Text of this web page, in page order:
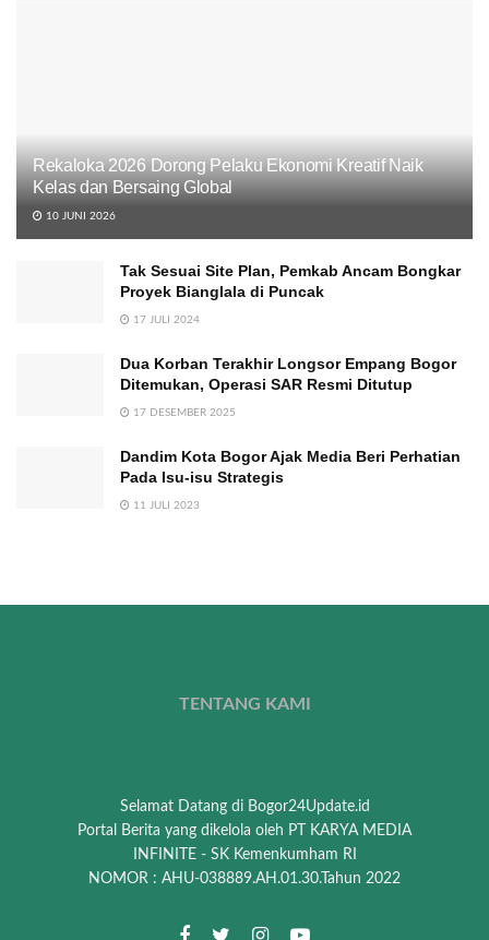
Rekaloka 2026 Dorong Pelaku Ekonomi Kreatif Naik
Kelas dan Bersaing Global
10 JUNI 2026
Tak Sesuai Site Plan, Pemkab Ancam Bongkar
Proyek Bianglala di Puncak
17 JULI 2024
Dua Korban Terakhir Longsor Empang Bogor
Ditemukan, Operasi SAR Resmi Ditutup
17 DESEMBER 2025
Dandim Kota Bogor Ajak Media Beri Perhatian
Pada Isu-isu Strategis
11 JULI 2023
TENTANG KAMI
Selamat Datang di Bogor24Update.id
Portal Berita yang dikelola oleh PT KARYA MEDIA
INFINITE - SK Kemenkumham RI
NOMOR : AHU-038889.AH.01.30.Tahun 2022